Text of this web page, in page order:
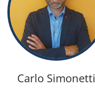
Carlo Simonetti